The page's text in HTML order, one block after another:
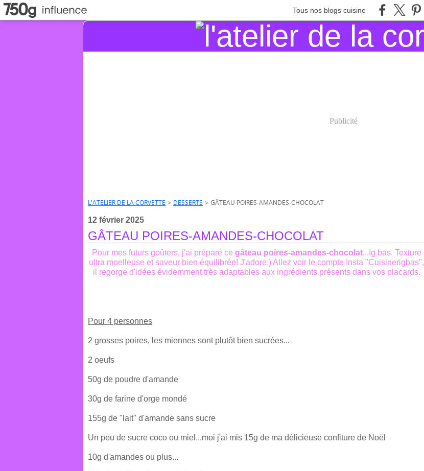
Tous nos blogs cuisine
Publicité
L'ATELIER DE LA CORVETTE > DESSERTS > GÂTEAU POIRES-AMANDES-CHOCOLAT
12 février 2025
GÂTEAU POIRES-AMANDES-CHOCOLAT
Pour mes futurs goûters, j'ai préparé ce gâteau poires-amandes-chocolat...Ig bas. Texture
ultra moelleuse et saveur bien équilibrée! J'adore;) Allez voir le compte Insta "Cuisinerigbas",
il regorge d'idées évidemment très adaptables aux ingrédients présents dans vos placards.
Pour 4 personnes
2 grosses poires, les miennes sont plutôt bien sucrées...
2 oeufs
50g de poudre d'amande
30g de farine d'orge mondé
155g de "lait" d'amande sans sucre
Un peu de sucre coco ou miel...moi j'ai mis 15g de ma délicieuse confiture de Noël
10g d'amandes ou plus...